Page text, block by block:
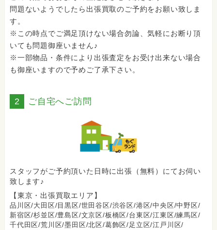
問題ないようでしたら出張買取のご予約をお願い致しま
す。
※この時点でご満足頂けない場合勿論、気軽にお断り頂
いても問題御座いません♪
※一部物品・条件により出張査定をお受け出来ない場合
も御座いますので予めご了承下さい。
2 ご自宅へご訪問
スタッフがご予約頂いた日時に出張（無料）にてお伺い
致します♪
【東京・出張買取エリア】
品川区/大田区/目黒区/世田谷区/渋谷区/港区/中央区/中野区/
新宿区/杉並区/豊島区/文京区/板橋区/台東区/江東区/練馬区/
千代田区/荒川区/墨田区/北区/葛飾区/足立区/江戸川区/